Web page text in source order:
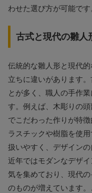
わせた選び方が可能です
古式と現代の雛人
伝統的な雛人形と現代
立ちに違いがあります
とが多く、職人の手作
す。例えば、木彫りの
でこだわった作りが特
ラスチックや樹脂を使
扱いやすく、デザインの
近年ではモダンなデザ
気を集めており、現代
のものが増えています。